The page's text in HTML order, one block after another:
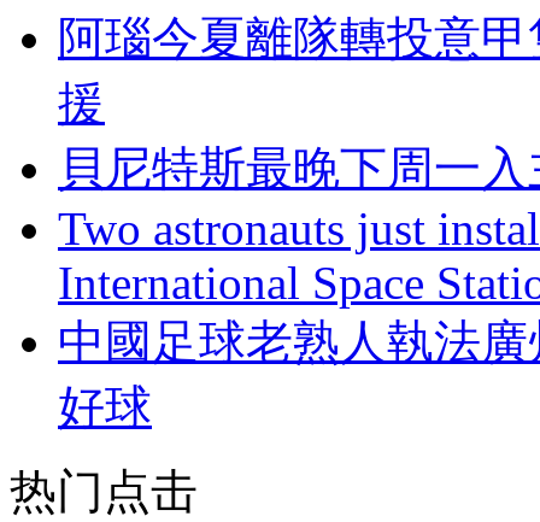
阿瑙今夏離隊轉投意
援
貝尼特斯最晚下周一
Two astronauts just
International Space
中國足球老熟人執法
好球
热门点击